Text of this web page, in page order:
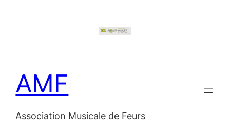
AMF
Association Musicale de Feurs